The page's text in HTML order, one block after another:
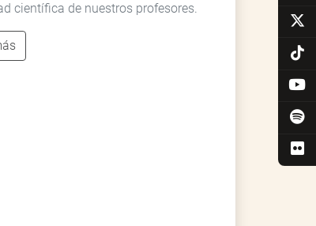
científica de nuestros profesores.